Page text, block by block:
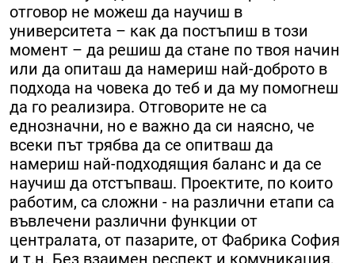
отговор не можеш да научиш в
университета – как да постъпиш в този
момент – да решиш да стане по твоя начин
или да опиташ да намериш най-доброто в
подхода на човека до теб и да му помогнеш
да го реализира. Отговорите не са
еднозначни, но е важно да си наясно, че
всеки път трябва да се опитваш да
намериш най-подходящия баланс и да се
научиш да отстъпваш. Проектите, по които
работим, са сложни - на различни етапи са
въвлечени различни функции от
централата, от пазарите, от Фабрика София